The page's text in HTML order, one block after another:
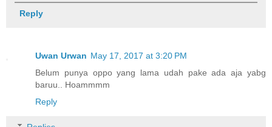
Reply
Uwan Urwan May 17, 2017 at 3:20 PM
Belum punya oppo yang lama udah pake ada aja yabg
baruu.. Hoammmm
Reply